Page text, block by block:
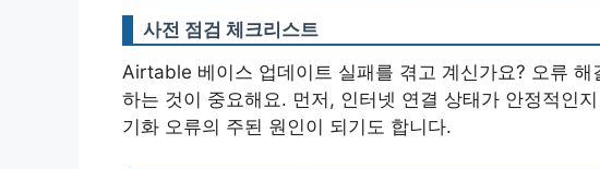
사전 점검 체크리스트
Airtable 베이스 업데이트 실패를 겪고 계신가요? 오류
하는 것이 중요해요. 먼저, 인터넷 연결 상태가 안정적인
기화 오류의 주된 원인이 되기도 합니다.